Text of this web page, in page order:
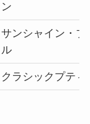
ン
サンシャイン・ブ
ル
クラシックプティ